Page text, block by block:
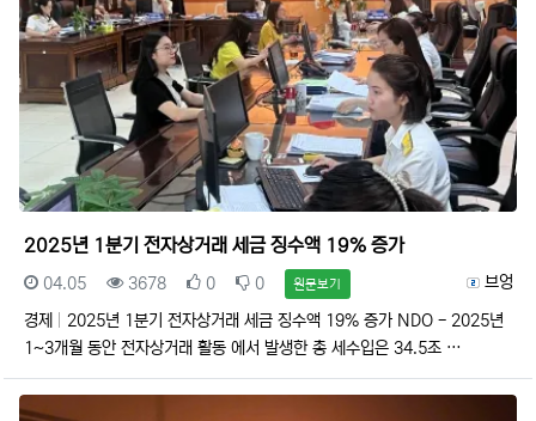
2025년 1분기 전자상거래 세금 징수액 19% 증가
등록자
브엉
등록일
04.05 조회
3678 추천
0 비추천
0 원문보기
경제
2025년 1분기 전자상거래 세금 징수액 19% 증가 NDO - 2025년
1~3개월 동안 전자상거래 활동 에서 발생한 총 세수입은 34.5조 …